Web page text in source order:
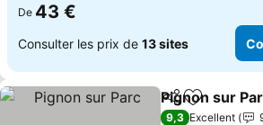
De 43 €
Consulter les prix de 13 sites
PartagerAjouter à
Pignon sur
9,3 Excellent